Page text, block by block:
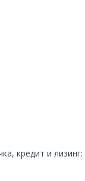
кредит и